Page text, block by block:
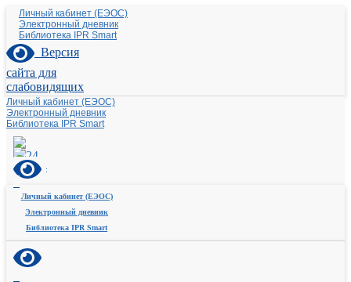
Личный кабинет (ЕЭОС)
Электронный дневник
Библиотека IPR Smart
Версия
сайта для
слабовидящих
Личный кабинет (ЕЭОС)
Электронный дневник
Библиотека IPR Smart
Личный кабинет (ЕЭОС)
Электронный дневник
Библиотека IPR Smart